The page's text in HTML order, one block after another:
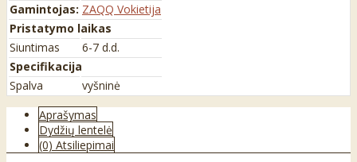
Gamintojas: ZAQQ Vokietija
Pristatymo laikas
Siuntimas
6-7 d.d.
Specifikacija
Spalva
vyšninė
Aprašymas
Dydžių lentelė
(0) Atsiliepimai